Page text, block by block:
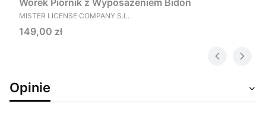
Worek Piórnik z Wyposażeniem Bidon
PRODUCENT
MISTER LICENSE COMPANY S.L.
Cena
149,00 zł
Opinie